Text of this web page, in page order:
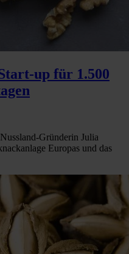
up für 1.500
Gründerin Julia
Europas und das